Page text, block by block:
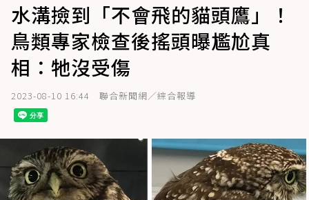
水溝撿到「不會飛的貓頭鷹」！
鳥類專家檢查後搖頭曝尷尬真
相：牠沒受傷
2023-08-10 16:44 聯合新聞網／綜合報導